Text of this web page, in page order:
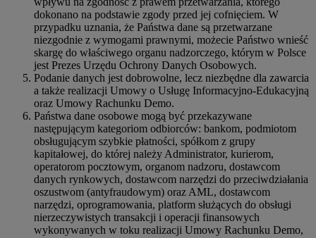
dokonano na podstawie zgody przed jej cofnięciem. W
przypadku uznania, że Państwa dane są przetwarzane
niezgodnie z wymogami prawnymi, możecie Państwo wnieść
skargę do właściwego organu nadzorczego, którym w Polsce
jest Prezes Urzędu Ochrony Danych Osobowych.
Podanie danych jest dobrowolne, lecz niezbędne dla zawarcia
a także realizacji Umowy o Usługę Informacyjno-Edukacyjną
oraz Umowy Rachunku Demo.
Państwa dane osobowe mogą być przekazywane
następującym kategoriom odbiorców: bankom, podmiotom
obsługującym szybkie płatności, spółkom z grupy
kapitałowej, do której należy Administrator, kurierom,
operatorom pocztowym, organom nadzoru, dostawcom
danych rynkowych, dostawcom narzędzi do przeciwdziałania
oszustwom (antyfraudowym) oraz AML, dostawcom
narzędzi, oprogramowania, platform służących do obsługi
nierzeczywistych transakcji i operacji finansowych
wykonywanych w toku realizacji Umowy Rachunku Demo,